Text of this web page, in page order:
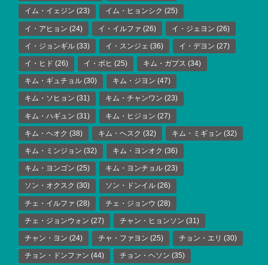
イム・イェジン (23) イム・ヒョンシク (25)
イ・アヒョン (24) イ・イルファ (26) イ・ジェヨン (26)
イ・ジョンギル (33) イ・スンジェ (36) イ・デヨン (27)
イ・ヒド (26) イ・ボヒ (25) キム・ガプス (34)
キム・ギュチョル (30) キム・ジヨン (47)
キム・ソヒョン (31) キム・チャンワン (23)
キム・ハギュン (31) キム・ヒジョン (27)
キム・ヘオク (38) キム・ヘスク (32) キム・ミギョン (32)
キム・ミンジョン (32) キム・ヨンオク (36)
キム・ヨンゴン (25) キム・ヨンチョル (23)
ソン・オクスク (30) ソン・ドンイル (26)
チェ・イルファ (28) チェ・ジョンウ (28)
チェ・ジョンウォン (27) チャン・ヒョンソン (31)
チャン・ヨン (24) チャ・ファヨン (25) チョン・エリ (30)
チョン・ドンファン (44) チョン・ヘソン (35)